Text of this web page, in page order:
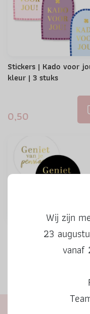
Stickers | Kado voor
kleur | 3 stuks
0,50
Stickers | Geniet van je
pensioen | 3 stuks
Wij zijn
23
vanaf